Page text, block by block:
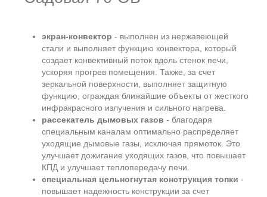
экран-конвектор - выполнен из нержавеющей
стали и выполняет функцию конвектора, который
создает конвективный поток вдоль стенок печи,
ускоряя прогрев помещения. Также, за счет
зеркальной поверхности, выполняет защитную
функцию, ограждая ближайшие объекты от жесткого
инфракрасного излучения и сильного нагрева.
рассекатель дымовых газов - благодаря
специальным каналам оптимально распределяет
уходящие дымовые газы, исключая прямоток. Это
улучшает дожигание уходящих газов, что повышает
КПД и улучшает теплопередачу печи.
специальная цельногнутая конструкция топки -
повышает надежность конструкции за счет